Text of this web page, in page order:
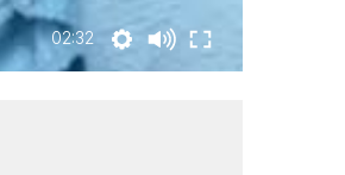
02:32